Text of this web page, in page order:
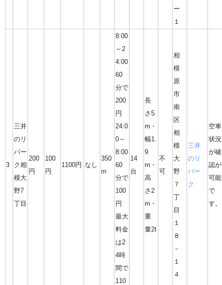
ー
１
3
三井
のリ
パー
ク相
模大
野7
丁目
200
円
100
円
1100円 なし
350
m
8:00
～2
4:00
60
分で
200
円
24:0
0～
8:00
60
分で
100
円
最大
料金
は2
4時
間で
110
14
台
長
さ5
m・
幅1.
9
m・
高
さ2
m・
重
量2t
不
可
相
模
原
市
南
区
相
模
大
野
７
丁
目
１
８
－
１
４
三井
のリ
パー
ク
空車
状況
が確
認が
可能
で
す。